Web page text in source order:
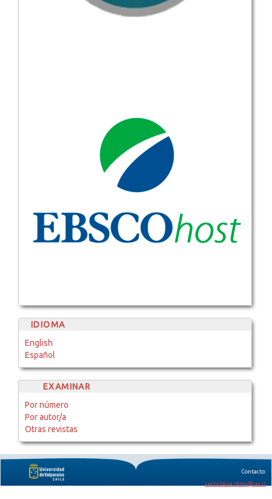
IDIOMA
English
Español
EXAMINAR
Por número
Por autor/a
Otras revistas
Contacto:
secretaria.rbmo@uv.cl